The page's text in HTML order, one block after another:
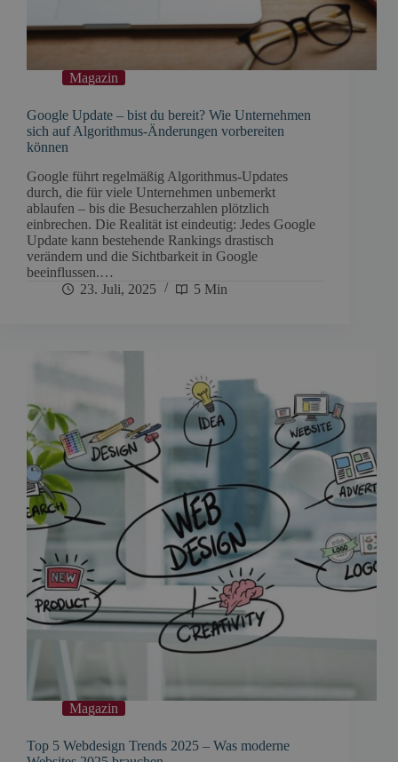
Magazin
Google Update – bist du bereit? Wie Unternehmen
sich auf Algorithmus-Änderungen vorbereiten
können
Google führt regelmäßig Algorithmus-Updates
durch, die für viele Unternehmen unbemerkt
ablaufen – bis die Besucherzahlen plötzlich
einbrechen. Die Realität ist eindeutig: Jedes Google
Update kann bestehende Rankings drastisch
verändern und die Sichtbarkeit in Google
beeinflussen.…
23. Juli, 2025
5 Min
Magazin
Top 5 Webdesign Trends 2025 – Was moderne